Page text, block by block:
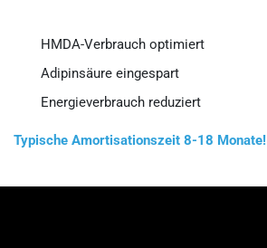
HMDA-Verbrauch optimiert
Adipinsäure eingespart
Energieverbrauch reduziert
Typische Amortisationszeit 8-18 Monate!